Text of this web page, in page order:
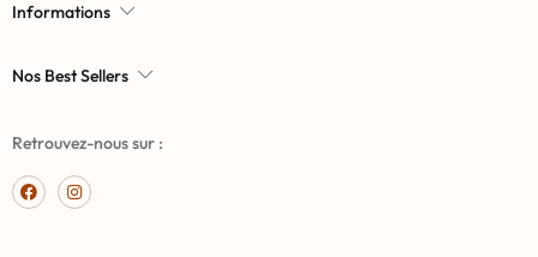
Informations
Nos Best Sellers
Retrouvez-nous sur :